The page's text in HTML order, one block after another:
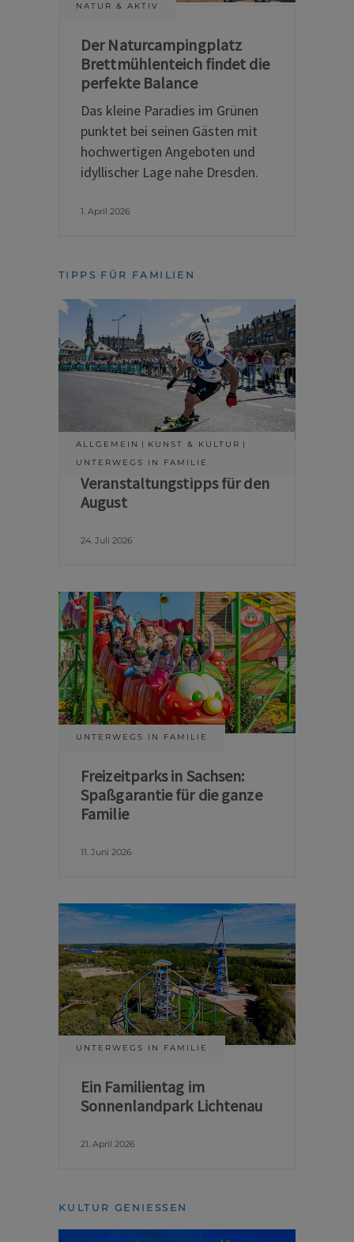
NATUR & AKTIV
Der Naturcampingplatz
Brettmühlenteich findet die
perfekte Balance
Das kleine Paradies im Grünen
punktet bei seinen Gästen mit
hochwertigen Angeboten und
idyllischer Lage nahe Dresden.
1. April 2026
TIPPS FÜR FAMILIEN
ALLGEMEIN
KUNST & KULTUR
UNTERWEGS IN FAMILIE
Veranstaltungstipps für den
August
24. Juli 2026
UNTERWEGS IN FAMILIE
Freizeitparks in Sachsen:
Spaßgarantie für die ganze
Familie
11. Juni 2026
UNTERWEGS IN FAMILIE
Ein Familientag im
Sonnenlandpark Lichtenau
21. April 2026
KULTUR GENIESSEN